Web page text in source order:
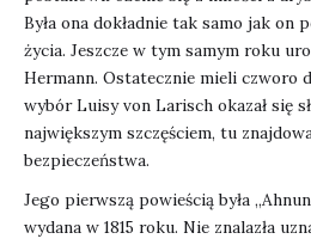
Była ona dokładnie tak samo jak on
życia. Jeszcze w tym samym roku
Hermann. Ostatecznie mieli czworo
wybór Luisy von Larisch okazał się
największym szczęściem, tu
bezpieczeństwa.
Jego pierwszą powieścią była
wydana w 1815 roku. Nie znalazła